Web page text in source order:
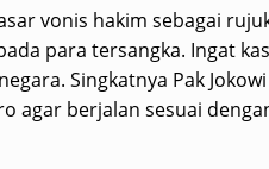
vonis hakim sebagai
para tersangka. Ingat
Singkatnya Pak
agar berjalan sesuai